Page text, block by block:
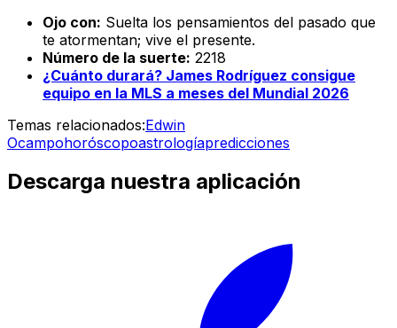
Ojo con: Suelta los pensamientos del pasado que
te atormentan; vive el presente.
Número de la suerte: 2218
¿Cuánto durará? James Rodríguez consigue
equipo en la MLS a meses del Mundial 2026
Temas relacionados:Edwin
Ocampohoróscopoastrologíapredicciones
Descarga nuestra aplicación